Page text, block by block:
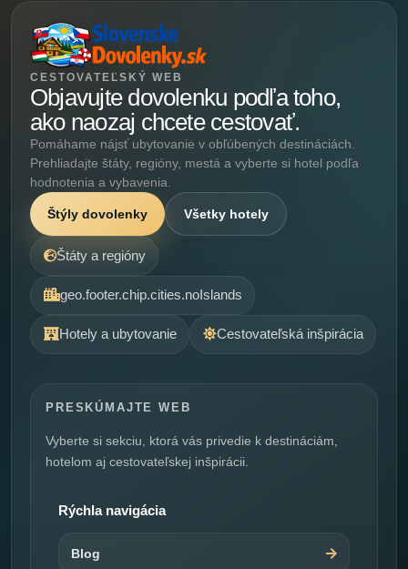
CESTOVATEĽSKÝ WEB
Objavujte dovolenku podľa toho,
ako naozaj chcete cestovať.
Pomáhame nájsť ubytovanie v obľúbených destináciách.
Prehliadajte štáty, regióny, mestá a vyberte si hotel podľa
hodnotenia a vybavenia.
Štýly dovolenky Všetky hotely
Štáty a regióny
geo.footer.chip.cities.noIslands
Hotely a ubytovanie Cestovateľská inšpirácia
PRESKÚMAJTE WEB
Vyberte si sekciu, ktorá vás privedie k destináciám,
hotelom aj cestovateľskej inšpirácii.
Rýchla navigácia
Blog